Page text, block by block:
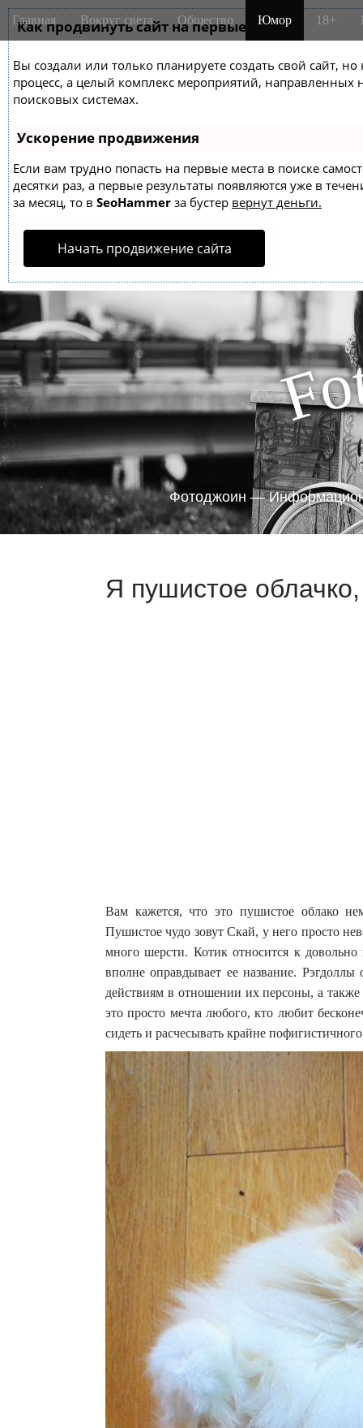
Как продвинуть сайт на первые места?
Вы создали или только планируете создать свой сайт,
процесс, а целый комплекс мероприятий,
поисковых системах.
Ускорение продвижения
Если вам трудно попасть на первые места в поиске
десятки раз, а первые результаты появляются уже в
за месяц, то в SeoHammer за бустер вернут деньги.
Начать продвижение сайта
M
a
n
m
e
n
u
i
Главная Вокруг света Общество Юмор 18+
Fo
Фотоджоин —
Я пушистое
Вам кажется, что это пушистое облако
Пушистое чудо зовут Скай, у него просто
много шерсти. Котик относится к
вполне оправдывает ее название.
действиям в отношении их персоны, а
это просто мечта любого, кто любит
сидеть и расчесывать крайне